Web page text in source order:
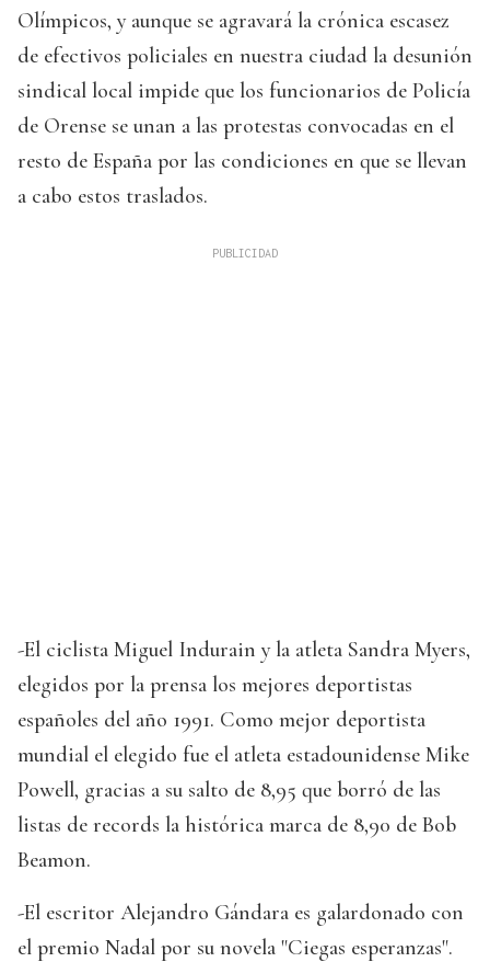
Olímpicos, y aunque se agravará la crónica escasez
de efectivos policiales en nuestra ciudad la desunión
sindical local impide que los funcionarios de Policía
de Orense se unan a las protestas convocadas en el
resto de España por las condiciones en que se llevan
a cabo estos traslados.
-El ciclista Miguel Indurain y la atleta Sandra Myers,
elegidos por la prensa los mejores deportistas
españoles del año 1991. Como mejor deportista
mundial el elegido fue el atleta estadounidense Mike
Powell, gracias a su salto de 8,95 que borró de las
listas de records la histórica marca de 8,90 de Bob
Beamon.
-El escritor Alejandro Gándara es galardonado con
el premio Nadal por su novela "Ciegas esperanzas".